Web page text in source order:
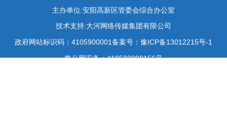
主办单位:安阳高新区管委会综合办公室
技术支持:大河网络传媒集团有限公司
政府网站标识码：4105900001备案号：豫ICP备13012215号-1
豫公网安备：410502000156号